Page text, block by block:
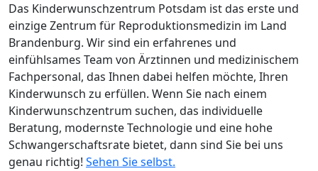
Das Kinderwunschzentrum Potsdam ist das erste und
einzige Zentrum für Reproduktionsmedizin im Land
Brandenburg. Wir sind ein erfahrenes und
einfühlsames Team von Ärztinnen und medizinischem
Fachpersonal, das Ihnen dabei helfen möchte, Ihren
Kinderwunsch zu erfüllen. Wenn Sie nach einem
Kinderwunschzentrum suchen, das individuelle
Beratung, modernste Technologie und eine hohe
Schwangerschaftsrate bietet, dann sind Sie bei uns
genau richtig! Sehen Sie selbst.